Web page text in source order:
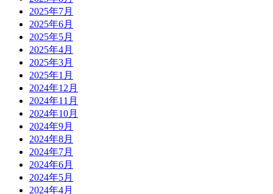
2025年7月
2025年6月
2025年5月
2025年4月
2025年3月
2025年1月
2024年12月
2024年11月
2024年10月
2024年9月
2024年8月
2024年7月
2024年6月
2024年5月
2024年4月